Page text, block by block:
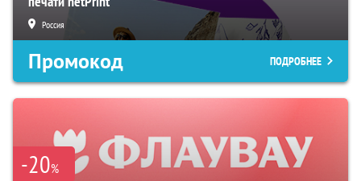
Россия
Промокод ПОДРОБНЕЕ
-20%